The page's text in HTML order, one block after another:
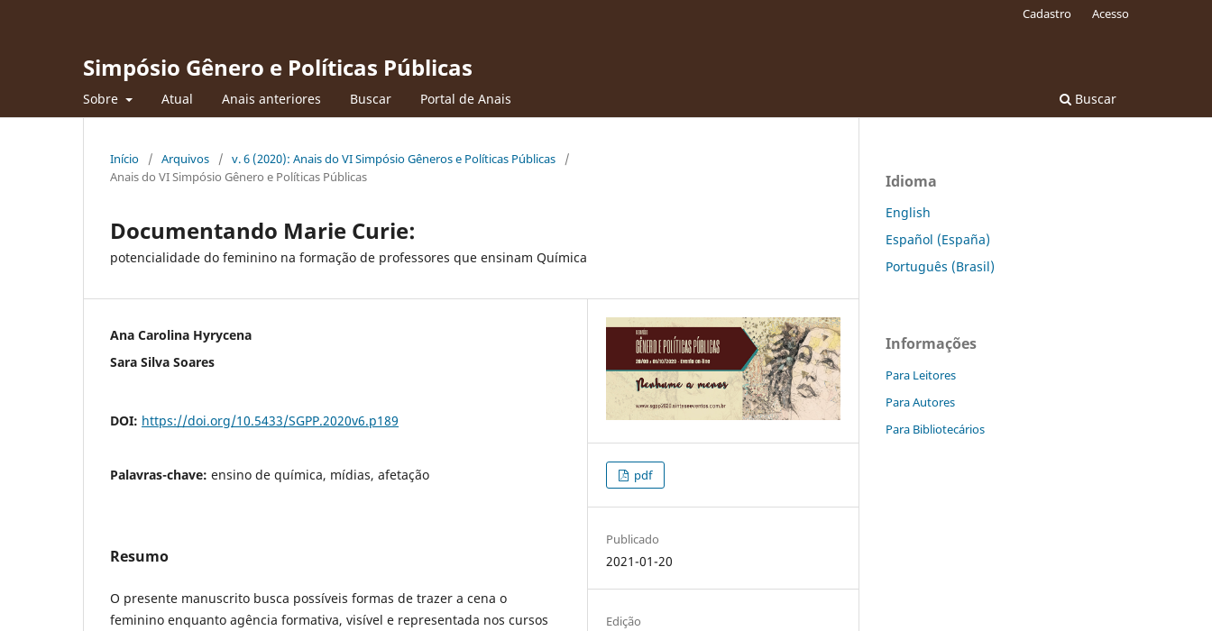
Simpósio Gênero e Polí­ticas Públicas
Sobre Atual Anais anteriores Buscar Portal de Anais Buscar
Cadastro Acesso
Início / Arquivos / v. 6 (2020): Anais do VI Simpósio Gêneros e Políticas Públicas
/
Anais do VI Simpósio Gênero e Políticas Públicas
Documentando Marie Curie:
potencialidade do feminino na formação de professores que ensinam Química
Ana Carolina Hyrycena
Sara Silva Soares
DOI: https://doi.org/10.5433/SGPP.2020v6.p189
Palavras-chave: ensino de química, mídias, afetação
Resumo
O presente manuscrito busca possíveis formas de trazer a cena o
feminino enquanto agência formativa, visível e representada nos cursos
pdf
Publicado
2021-01-20
Edição
Idioma
English
Español (España)
Português (Brasil)
Informações
Para Leitores
Para Autores
Para Bibliotecários